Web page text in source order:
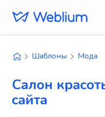
Шаблоны Мода
Салон
сайта